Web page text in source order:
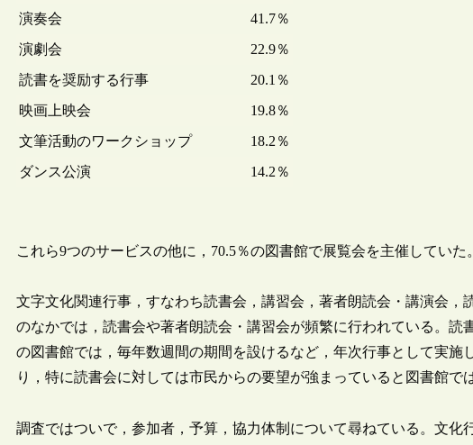
演奏会
41.7％
演劇会
22.9％
読書を奨励する行事
20.1％
映画上映会
19.8％
文筆活動のワークショップ
18.2％
ダンス公演
14.2％
これら9つのサービスの他に，70.5％の図書館で展覧会を主催していた。
文字文化関連行事，すなわち読書会，講習会，著者朗読会・講演会
のなかでは，読書会や著者朗読会・講習会が頻繁に行われている。読
の図書館では，毎年数週間の期間を設けるなど，年次行事として実施
り，特に読書会に対しては市民からの要望が強まっていると図書館で
調査ではついで，参加者，予算，協力体制について尋ねている。文化